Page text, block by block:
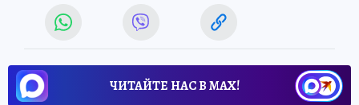
ЧИТАЙТЕ НАС В МАХ!